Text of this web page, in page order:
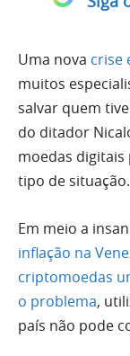
Uma nova crise
muitos
salvar quem
do ditador
moedas
tipo de situação.
Em meio a
inflação na
criptomoedas
o problema,
país não pode